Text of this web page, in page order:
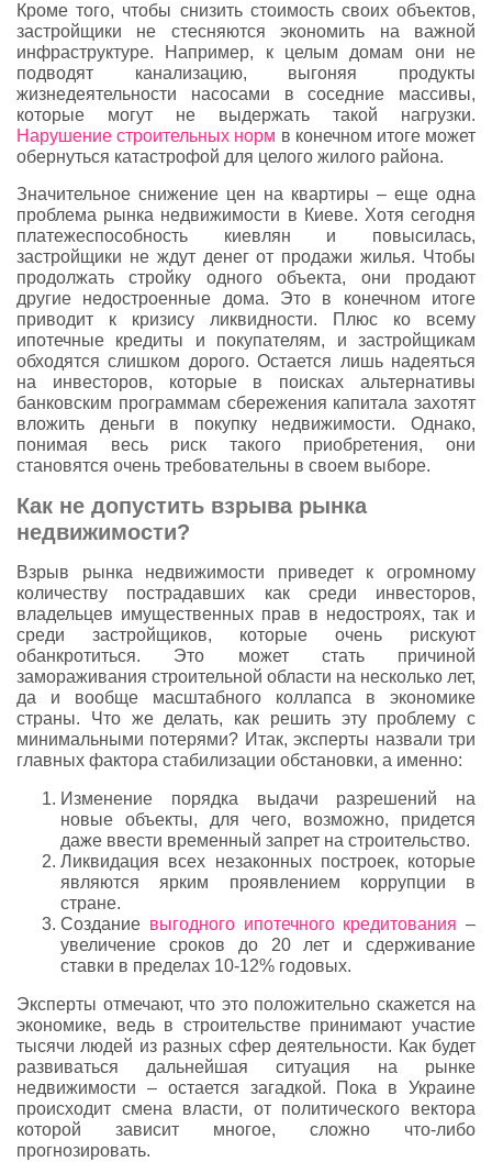
Кроме того, чтобы снизить стоимость своих объектов,
застройщики не стесняются экономить на важной
инфраструктуре. Например, к целым домам они не
подводят канализацию, выгоняя продукты
жизнедеятельности насосами в соседние массивы,
которые могут не выдержать такой нагрузки.
Нарушение строительных норм в конечном итоге может
обернуться катастрофой для целого жилого района.
Значительное снижение цен на квартиры – еще одна
проблема рынка недвижимости в Киеве. Хотя сегодня
платежеспособность киевлян и повысилась,
застройщики не ждут денег от продажи жилья. Чтобы
продолжать стройку одного объекта, они продают
другие недостроенные дома. Это в конечном итоге
приводит к кризису ликвидности. Плюс ко всему
ипотечные кредиты и покупателям, и застройщикам
обходятся слишком дорого. Остается лишь надеяться
на инвесторов, которые в поисках альтернативы
банковским программам сбережения капитала захотят
вложить деньги в покупку недвижимости. Однако,
понимая весь риск такого приобретения, они
становятся очень требовательны в своем выборе.
Как не допустить взрыва рынка
недвижимости?
Взрыв рынка недвижимости приведет к огромному
количеству пострадавших как среди инвесторов,
владельцев имущественных прав в недостроях, так и
среди застройщиков, которые очень рискуют
обанкротиться. Это может стать причиной
замораживания строительной области на несколько лет,
да и вообще масштабного коллапса в экономике
страны. Что же делать, как решить эту проблему с
минимальными потерями? Итак, эксперты назвали три
главных фактора стабилизации обстановки, а именно:
Изменение порядка выдачи разрешений на
новые объекты, для чего, возможно, придется
даже ввести временный запрет на строительство.
Ликвидация всех незаконных построек, которые
являются ярким проявлением коррупции в
стране.
Создание выгодного ипотечного кредитования –
увеличение сроков до 20 лет и сдерживание
ставки в пределах 10-12% годовых.
Эксперты отмечают, что это положительно скажется на
экономике, ведь в строительстве принимают участие
тысячи людей из разных сфер деятельности. Как будет
развиваться дальнейшая ситуация на рынке
недвижимости – остается загадкой. Пока в Украине
происходит смена власти, от политического вектора
которой зависит многое, сложно что-либо
прогнозировать.